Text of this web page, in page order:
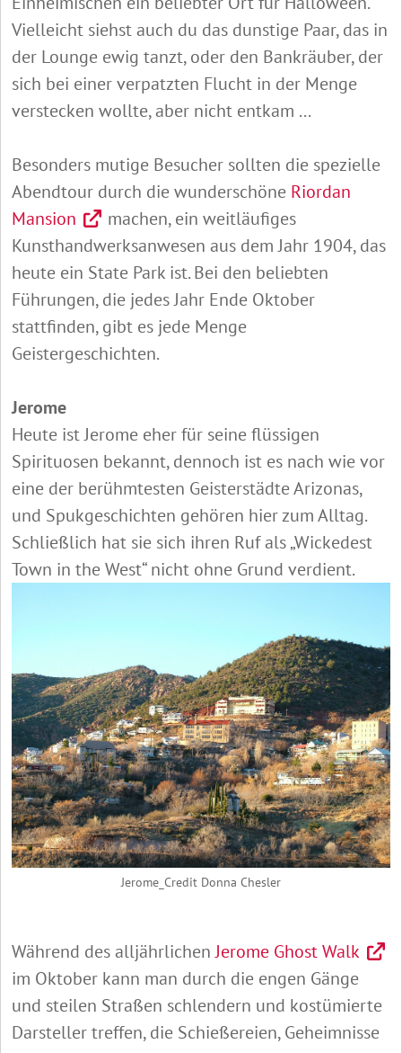
Vielleicht siehst auch du das dunstige Paar, das in
der Lounge ewig tanzt, oder den Bankräuber, der
sich bei einer verpatzten Flucht in der Menge
verstecken wollte, aber nicht entkam ...
Besonders mutige Besucher sollten die spezielle
Abendtour durch die wunderschöne Riordan
Mansion
machen, ein weitläufiges
Kunsthandwerksanwesen aus dem Jahr 1904, das
heute ein State Park ist. Bei den beliebten
Führungen, die jedes Jahr Ende Oktober
stattfinden, gibt es jede Menge
Geistergeschichten.
Jerome
Heute ist Jerome eher für seine flüssigen
Spirituosen bekannt, dennoch ist es nach wie vor
eine der berühmtesten Geisterstädte Arizonas,
und Spukgeschichten gehören hier zum Alltag.
Schließlich hat sie sich ihren Ruf als „Wickedest
Town in the West“ nicht ohne Grund verdient.
Jerome_Credit Donna Chesler
Während des alljährlichenJerome Ghost Walk
im Oktober kann man durch die engen Gänge
und steilen Straßen schlendern und kostümierte
Darsteller treffen, die Schießereien, Geheimnisse